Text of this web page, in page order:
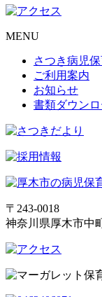
MENU
さつき病児
ご利用案内
お知らせ
書類ダウンロ
〒243-0018
神奈川県厚木市中